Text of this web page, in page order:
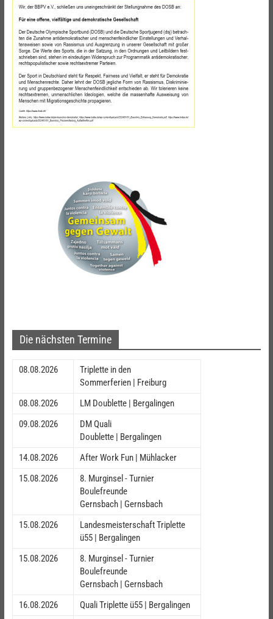
Die nächsten Termine
08.08.2026
Triplette in den
Sommerferien | Freiburg
08.08.2026
LM Doublette | Bergalingen
09.08.2026
DM Quali
Doublette | Bergalingen
14.08.2026
After Work Fun | Mühlacker
15.08.2026
8. Murginsel - Turnier
Boulefreunde
Gernsbach | Gernsbach
15.08.2026
Landesmeisterschaft Triplette
ü55 | Bergalingen
15.08.2026
8. Murginsel - Turnier
Boulefreunde
Gernsbach | Gernsbach
16.08.2026
Quali Triplette ü55 | Bergalingen